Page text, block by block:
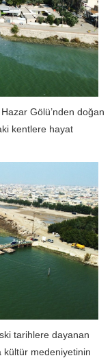
Hazar Gölü’nden doğan
kentlere hayat
tarihlere dayanan
kültür medeniyetinin